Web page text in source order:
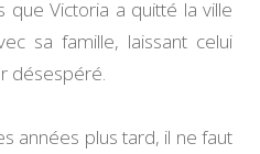
que Victoria a quitté la ville
sa famille, laissant celui
désespéré.
années plus tard, il ne faut